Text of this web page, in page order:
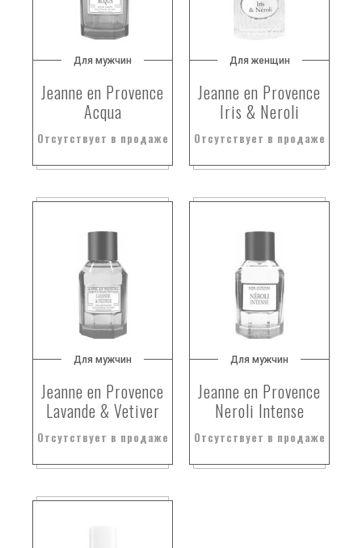
Для мужчин
Jeanne en Provence
Acqua
Отсутствует в продаже
Для женщин
Jeanne en Provence
Iris & Neroli
Отсутствует в продаже
Для мужчин
Jeanne en Provence
Lavande & Vetiver
Отсутствует в продаже
Для мужчин
Jeanne en Provence
Neroli Intense
Отсутствует в продаже